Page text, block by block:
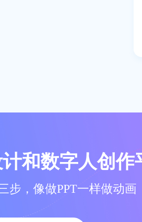
和数字人创作
步，像做PPT一样做动画